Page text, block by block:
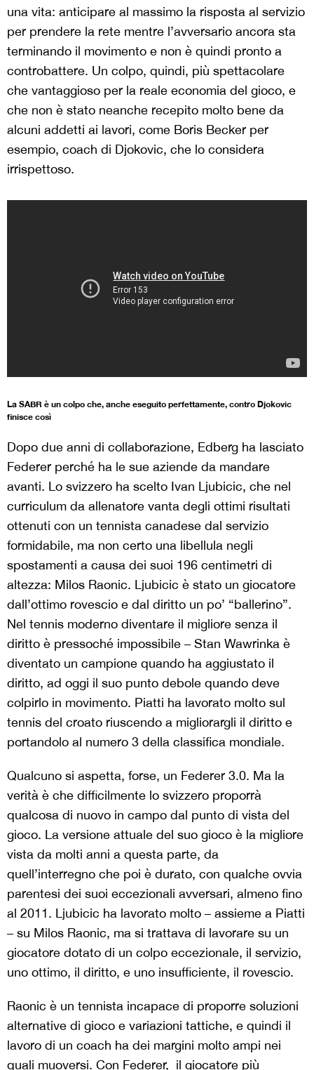
una vita: anticipare al massimo la risposta al servizio
per prendere la rete mentre l’avversario ancora sta
terminando il movimento e non è quindi pronto a
controbattere. Un colpo, quindi, più spettacolare
che vantaggioso per la reale economia del gioco, e
che non è stato neanche recepito molto bene da
alcuni addetti ai lavori, come Boris Becker per
esempio, coach di Djokovic, che lo considera
irrispettoso.
La SABR è un colpo che, anche eseguito perfettamente, contro Djokovic
finisce così
Dopo due anni di collaborazione, Edberg ha lasciato
Federer perché ha le sue aziende da mandare
avanti. Lo svizzero ha scelto Ivan Ljubicic, che nel
curriculum da allenatore vanta degli ottimi risultati
ottenuti con un tennista canadese dal servizio
formidabile, ma non certo una libellula negli
spostamenti a causa dei suoi 196 centimetri di
altezza: Milos Raonic. Ljubicic è stato un giocatore
dall’ottimo rovescio e dal diritto un po’ “ballerino”.
Nel tennis moderno diventare il migliore senza il
diritto è pressoché impossibile – Stan Wawrinka è
diventato un campione quando ha aggiustato il
diritto, ad oggi il suo punto debole quando deve
colpirlo in movimento. Piatti ha lavorato molto sul
tennis del croato riuscendo a migliorargli il diritto e
portandolo al numero 3 della classifica mondiale.
Qualcuno si aspetta, forse, un Federer 3.0. Ma la
verità è che difficilmente lo svizzero proporrà
qualcosa di nuovo in campo dal punto di vista del
gioco. La versione attuale del suo gioco è la migliore
vista da molti anni a questa parte, da
quell’interregno che poi è durato, con qualche ovvia
parentesi dei suoi eccezionali avversari, almeno fino
al 2011. Ljubicic ha lavorato molto – assieme a Piatti
– su Milos Raonic, ma si trattava di lavorare su un
giocatore dotato di un colpo eccezionale, il servizio,
uno ottimo, il diritto, e uno insufficiente, il rovescio.
Raonic è un tennista incapace di proporre soluzioni
alternative di gioco e variazioni tattiche, e quindi il
lavoro di un coach ha dei margini molto ampi nei
quali muoversi. Con Federer, il giocatore più